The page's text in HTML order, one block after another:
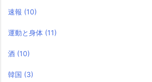
速報 (10)
運動と身体 (11)
酒 (10)
韓国 (3)